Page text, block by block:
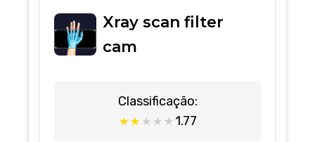
Xray scan filter
cam
Classificação:
★ ★ ★ ★ ★ 1.77